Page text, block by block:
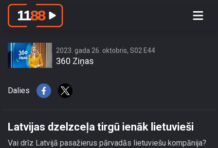
2023. gada 26. oktobris, S02 E44
360 Ziņas
Dalies
Latvijas dzelzceļa tirgū ienāk lietuvieši
Vai drīz Latvijā pasažierus pārvadās lietuviešu kompānija?